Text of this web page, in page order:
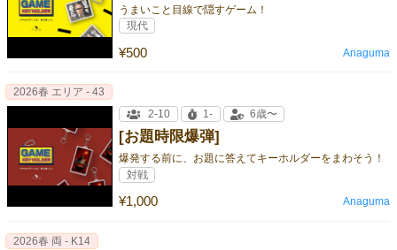
うまいこと目線で隠すゲーム！
¥500
現代
Anaguma
[お題時限爆弾]
爆発する前に、お題に答えてキーホルダーをまわそう！
¥1,000
2026春 エリア - 43
2-10
1- 6歳〜
対戦
Anaguma
2026春 両 - K14